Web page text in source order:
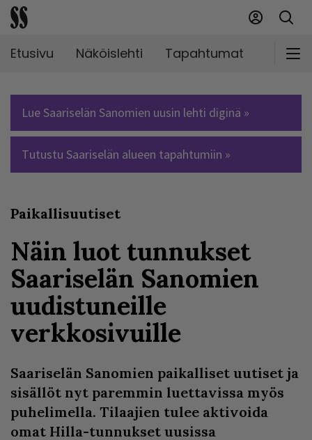
Etusivu Näköislehti Tapahtumat
Lue Saariselän Sanomien uusin lehti diginä »
Tutustu Saariselän alueen tapahtumiin »
Paikallisuutiset
Näin luot tunnukset
Saariselän Sanomien
uudistuneille
verkkosivuille
Saariselän Sanomien paikalliset uutiset ja
sisällöt nyt paremmin luettavissa myös
puhelimella. Tilaajien tulee aktivoida
omat Hilla-tunnukset uusissa